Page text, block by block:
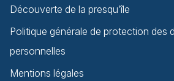
Découverte de la presqu’île
Politique générale de protection des
personnelles
Mentions légales